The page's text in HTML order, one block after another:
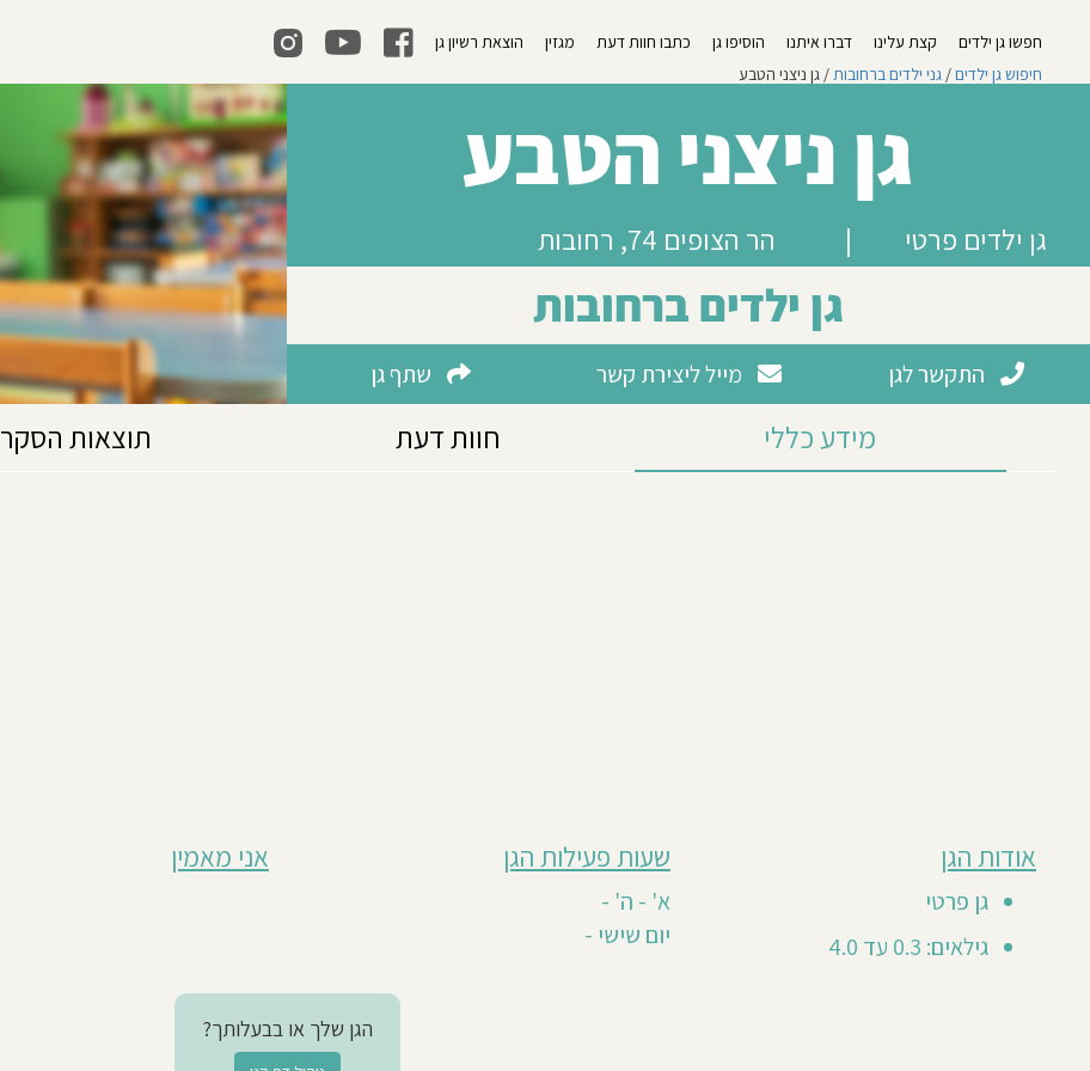
חפשו גן ילדים קצת עלינו דברו איתנו הוסיפו גן כתבו חוות דעת מגזין
הוצאת רשיון גן
חיפוש גן ילדים/ גני ילדים ברחובות/ גן ניצני הטבע
גן ניצני הטבע
הר הצופים 74, רחובות | גן ילדים פרטי
גן ילדים ברחובות
שתף גן מייל ליצירת קשר התקשר לגן
מידע כללי חוות דעת תוצאות הסקר
אני מאמין שעות פעילות הגן
א' - ה' -
יום שישי -
אודות הגן
גן פרטי
גילאים: 0.3 עד 4.0
הגן שלך או בבעלותך?